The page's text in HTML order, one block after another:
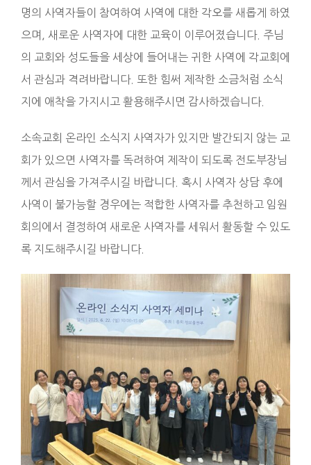
명의 사역자들이 참여하여 사역에 대한 각오를 새롭게 하였
으며, 새로운 사역자에 대한 교육이 이루어졌습니다. 주님
의 교회와 성도들을 세상에 들어내는 귀한 사역에 각교회에
서 관심과 격려바랍니다. 또한 힘써 제작한 소금처럼 소식
지에 애착을 가지시고 활용해주시면 감사하겠습니다.
소속교회 온라인 소식지 사역자가 있지만 발간되지 않는 교
회가 있으면 사역자를 독려하여 제작이 되도록 전도부장님
께서 관심을 가져주시길 바랍니다. 혹시 사역자 상담 후에
사역이 불가능할 경우에는 적합한 사역자를 추천하고 임원
회의에서 결정하여 새로운 사역자를 세워서 활동할 수 있도
록 지도해주시길 바랍니다.